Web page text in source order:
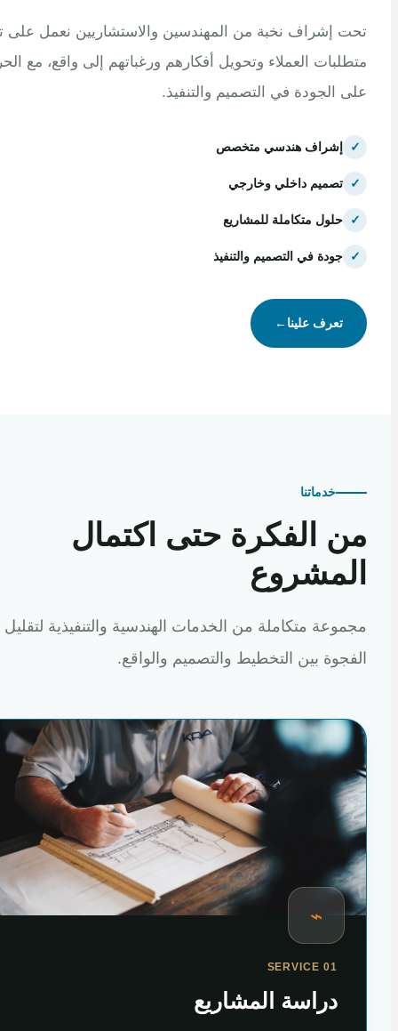
إشراف نخبة من المهندسين والاستشاريين نعمل على تلبية
العملاء وتحويل أفكارهم ورغباتهم إلى واقع، مع الحرص
في التصميم والتنفيذ.
إشراف هندسي متخصص
تصميم داخلي وخارجي
حلول متكاملة للمشاريع
جودة في التصميم والتنفيذ
تعرف علينا←
خدماتنا
الفكرة حتى اكتمال
متكاملة من الخدمات الهندسية والتنفيذية لتقليل
بين التخطيط والتصميم والواقع.
⌁
SERVICE 01
دراسة المشاريع